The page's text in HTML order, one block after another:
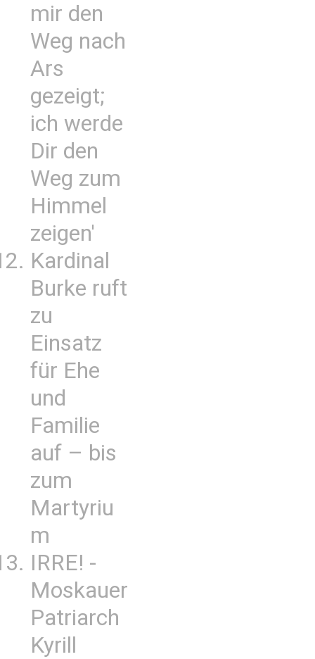
mir den
Weg nach
Ars
gezeigt;
ich werde
Dir den
Weg zum
Himmel
zeigen'
Kardinal
Burke ruft
zu
Einsatz
für Ehe
und
Familie
auf – bis
zum
Martyriu
m
IRRE! -
Moskauer
Patriarch
Kyrill